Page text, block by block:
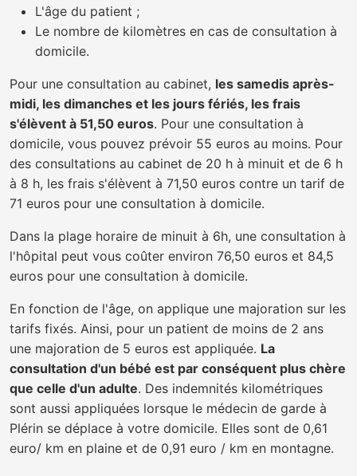
L'âge du patient ;
Le nombre de kilomètres en cas de consultation à
domicile.
Pour une consultation au cabinet, les samedis après-
midi, les dimanches et les jours fériés, les frais
s'élèvent à 51,50 euros. Pour une consultation à
domicile, vous pouvez prévoir 55 euros au moins. Pour
des consultations au cabinet de 20 h à minuit et de 6 h
à 8 h, les frais s'élèvent à 71,50 euros contre un tarif de
71 euros pour une consultation à domicile.
Dans la plage horaire de minuit à 6h, une consultation à
l'hôpital peut vous coûter environ 76,50 euros et 84,5
euros pour une consultation à domicile.
En fonction de l'âge, on applique une majoration sur les
tarifs fixés. Ainsi, pour un patient de moins de 2 ans
une majoration de 5 euros est appliquée. La
consultation d'un bébé est par conséquent plus chère
que celle d'un adulte. Des indemnités kilométriques
sont aussi appliquées lorsque le médecin de garde à
Plérin se déplace à votre domicile. Elles sont de 0,61
euro/ km en plaine et de 0,91 euro / km en montagne.